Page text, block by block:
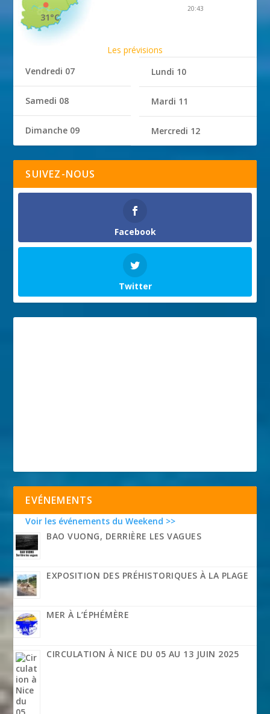
31°C
20:43
Les prévisions
Vendredi 07
Samedi 08
Dimanche 09
Lundi 10
Mardi 11
Mercredi 12
SUIVEZ-NOUS
Facebook
Twitter
EVÉNEMENTS
Voir les événements du Weekend >>
BAO VUONG, DERRIÈRE LES VAGUES
EXPOSITION DES PRÉHISTORIQUES À LA PLAGE
MER À L’ÉPHÉMÈRE
CIRCULATION À NICE DU 05 AU 13 JUIN 2025